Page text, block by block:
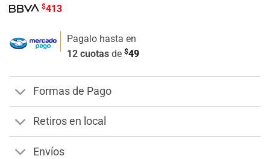
$413
Pagalo hasta en
12 cuotas de $49
Formas de Pago
Retiros en local
Envíos